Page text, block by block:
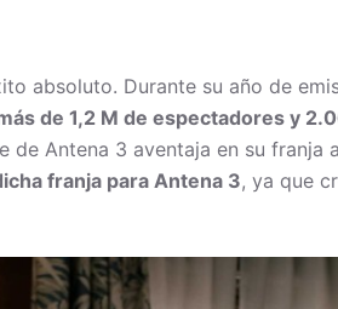
absoluto. Durante su año de
de 1,2 M de espectadores y
Antena 3 aventaja en su franja
franja para Antena 3, ya que